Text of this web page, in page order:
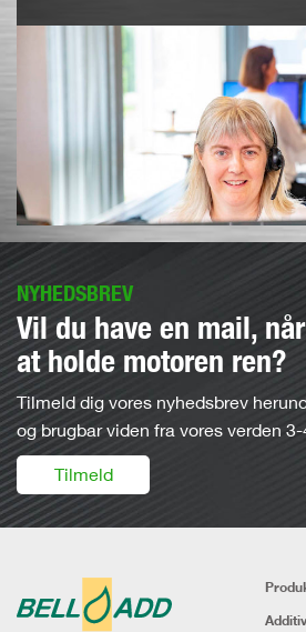
NYHEDSBREV
Vil du have en mail,
at holde motoren ren?
Tilmeld dig vores nyhedsbrev
og brugbar viden fra vores verden
Tilmeld